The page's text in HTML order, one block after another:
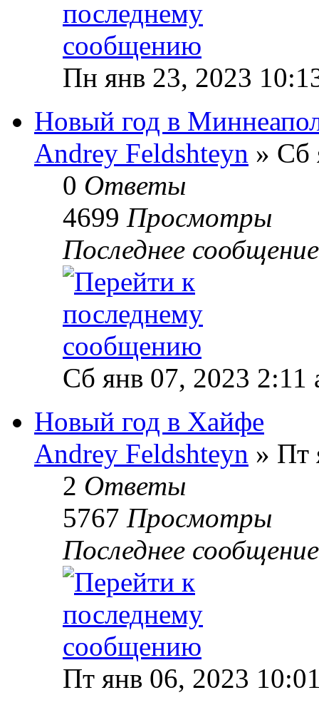
Пн янв 23, 2023
Новый год в
Andrey Feldshteyn » Сб
0 Ответы
4699 Просмотры
Последнее
Сб янв 07, 2023 2:11
Новый год в Хайфе
Andrey Feldshteyn » Пт
2 Ответы
5767 Просмотры
Последнее
Пт янв 06, 2023